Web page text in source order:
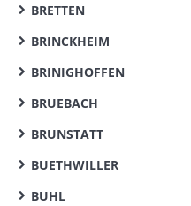
BRETTEN
BRINCKHEIM
BRINIGHOFFEN
BRUEBACH
BRUNSTATT
BUETHWILLER
BUHL